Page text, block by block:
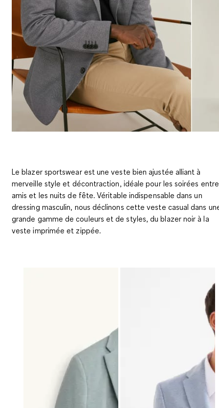
Le blazer sportswear est une veste bien ajustée alliant à
merveille style et décontraction, idéale pour les soirées entre
amis et les nuits de fête. Véritable indispensable dans un
dressing masculin, nous déclinons cette veste casual dans
grande gamme de couleurs et de styles, du blazer noir à la
veste imprimée et zippée.